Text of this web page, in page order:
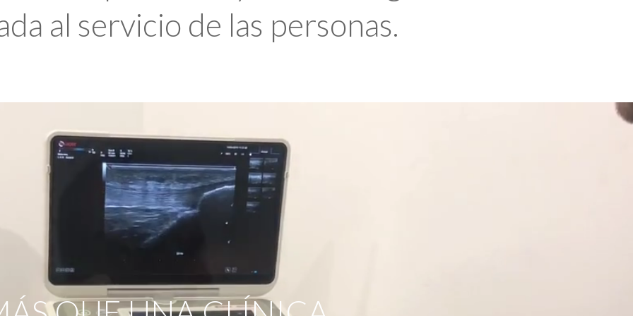
al servicio de las personas.